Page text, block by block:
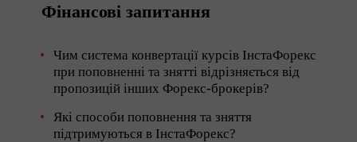
Фінансові запитання
Чим система конвертації курсів ІнстаФорекс
при поповненні та знятті відрізняється від
пропозицій інших Форекс-брокерів?
Які способи поповнення та зняття
підтримуються в ІнстаФорекс?